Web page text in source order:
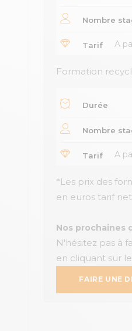
Nombre
Tarif A
Formation
Durée
Nombre
Tarif A
*Les prix des
en euros tarif net
Nos prochaines
N'hésitez pas à
en cliquant sur
FAIRE UNE